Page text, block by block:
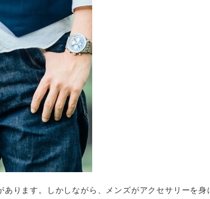
ります。しかしながら、メンズがアクセサリーを